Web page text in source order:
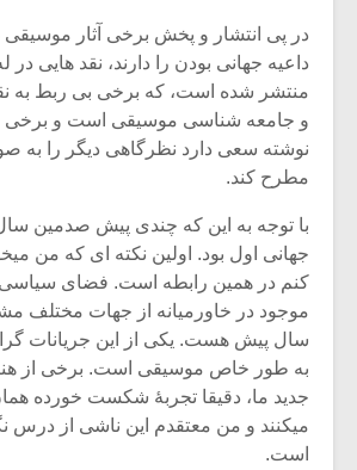
در پی انتشار و پخش برخی آثار موسیقی
داعیه جهانی بودن را دارند، نقد هایی در له
منتشر شده است، که برخی بی ربط به
و جامعه شناسی موسیقی است و برخی
نوشته سعی دارد نظرگاهی دیگر را به
مطرح کند.
با توجه به این که چندی پیش صدمین
جهانی اول بود. اولین نکته ای که من
کنم در همین رابطه است. فضای سیاسی
موجود در خاورمیانه از جهات مختلف
سال پیش هست. یکی از این جریانات
به طور خاص موسیقی است. برخی از
جدید ما، دقیقا تجربۀ شکست خورده
میکنند و من معتقدم این ناشی از درس
است.
میکلوش روژا
متن فیلم «متری
شیش و نیم»
اگر نمی توانی
مشهورترین باشی،
بدنام ترین باش